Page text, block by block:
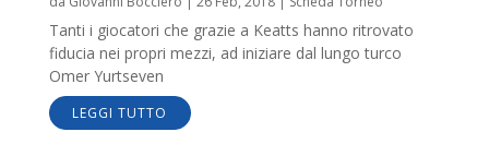
Tanti i giocatori che grazie a Keatts hanno ritrovato
fiducia nei propri mezzi, ad iniziare dal lungo turco
Omer Yurtseven
LEGGI TUTTO